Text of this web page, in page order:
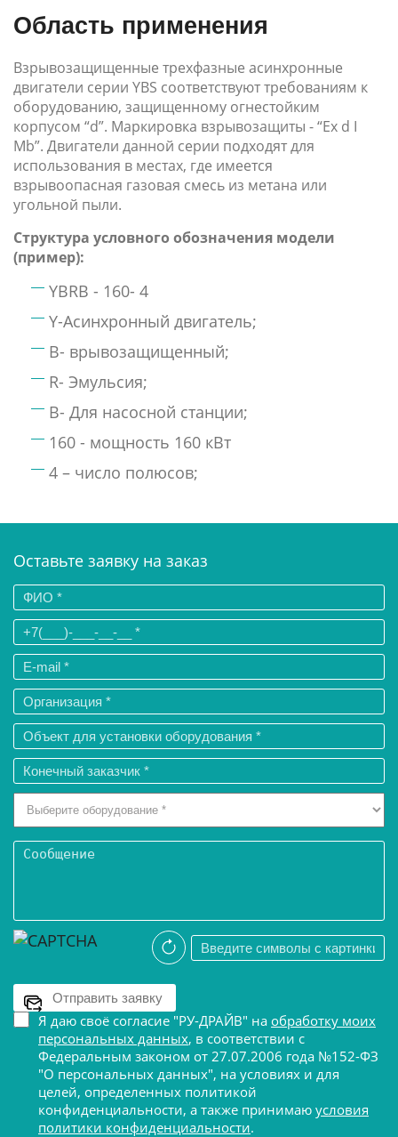
Область применения
Взрывозащищенные трехфазные асинхронные
двигатели серии YBS соответствуют требованиям к
оборудованию, защищенному огнестойким
корпусом “d”. Маркировка взрывозащиты - “Ex d I
Mb”. Двигатели данной серии подходят для
использования в местах, где имеется
взрывоопасная газовая смесь из метана или
угольной пыли.
Структура условного обозначения модели
(пример):
YBRB - 160- 4
Y-Асинхронный двигатель;
B- врывозащищенный;
R- Эмульсия;
B- Для насосной станции;
160 - мощность 160 кВт
4 – число полюсов;
Оставьте заявку на заказ
Я даю своё согласие "РУ-ДРАЙВ" на обработку моих
персональных данных, в соответствии с
Федеральным законом от 27.07.2006 года №152-ФЗ
"О персональных данных", на условиях и для
целей, определенных политикой
конфиденциальности, а также принимаю условия
политики конфиденциальности.